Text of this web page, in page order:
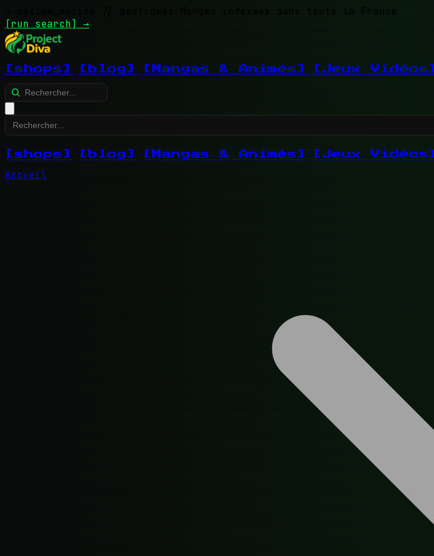
// Boutiques Mangas indexées dans toute la France
[run search] →
[shops] [blog] [Mangas & Animés] [Jeux Vidéos]
[shops] [blog] [Mangas & Animés] [Jeux Vidéos]
Accueil